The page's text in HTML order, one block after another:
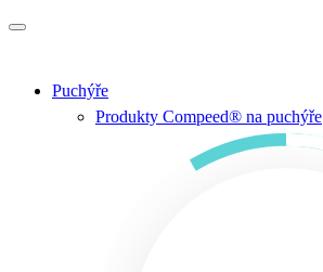
Přejít na hlavní obsah
Puchýře
Produkty Compeed® na puchýře